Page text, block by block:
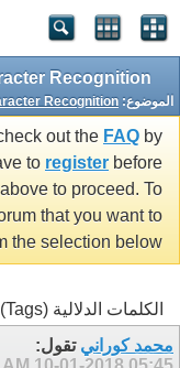
Recognition
الموضوع: Recognition
out the FAQ by
to register before
to proceed. To
that you want to
the selection below.
الكلمات الدلالية (Tags):
محمد كوراني تقول: